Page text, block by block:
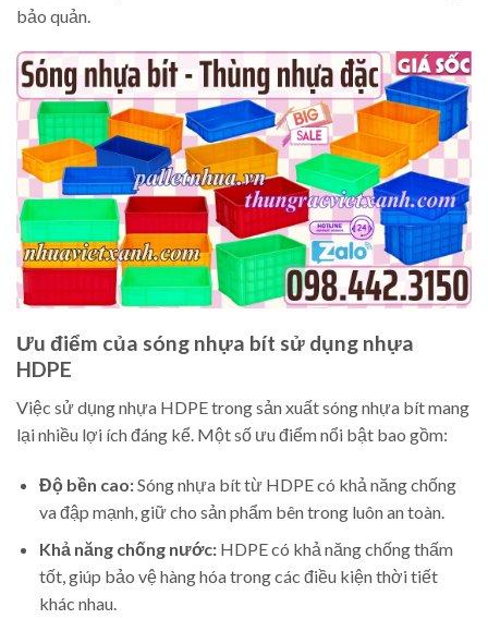
bảo quản.
Ưu điểm của sóng nhựa bít sử dụng nhựa
HDPE
Việc sử dụng nhựa HDPE trong sản xuất sóng nhựa bít mang
lại nhiều lợi ích đáng kể. Một số ưu điểm nổi bật bao gồm:
Độ bền cao:Sóng nhựa bít từ HDPE có khả năng chống
va đập mạnh, giữ cho sản phẩm bên trong luôn an toàn.
Khả năng chống nước:HDPE có khả năng chống thấm
tốt, giúp bảo vệ hàng hóa trong các điều kiện thời tiết
khác nhau.